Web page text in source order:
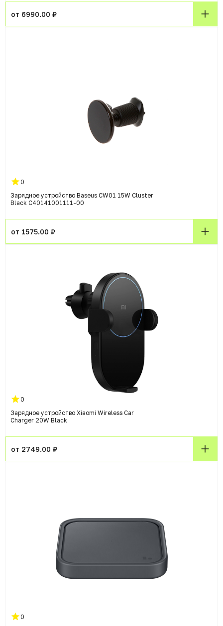
от 6990.00 ₽
0
Зарядное устройство Baseus CW01 15W Cluster
Black C40141001111-00
от 1575.00 ₽
0
Зарядное устройство Xiaomi Wireless Car
Charger 20W Black
от 2749.00 ₽
0